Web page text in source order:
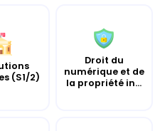
(S1/2)
Droit du
numérique et de
la propriété in...